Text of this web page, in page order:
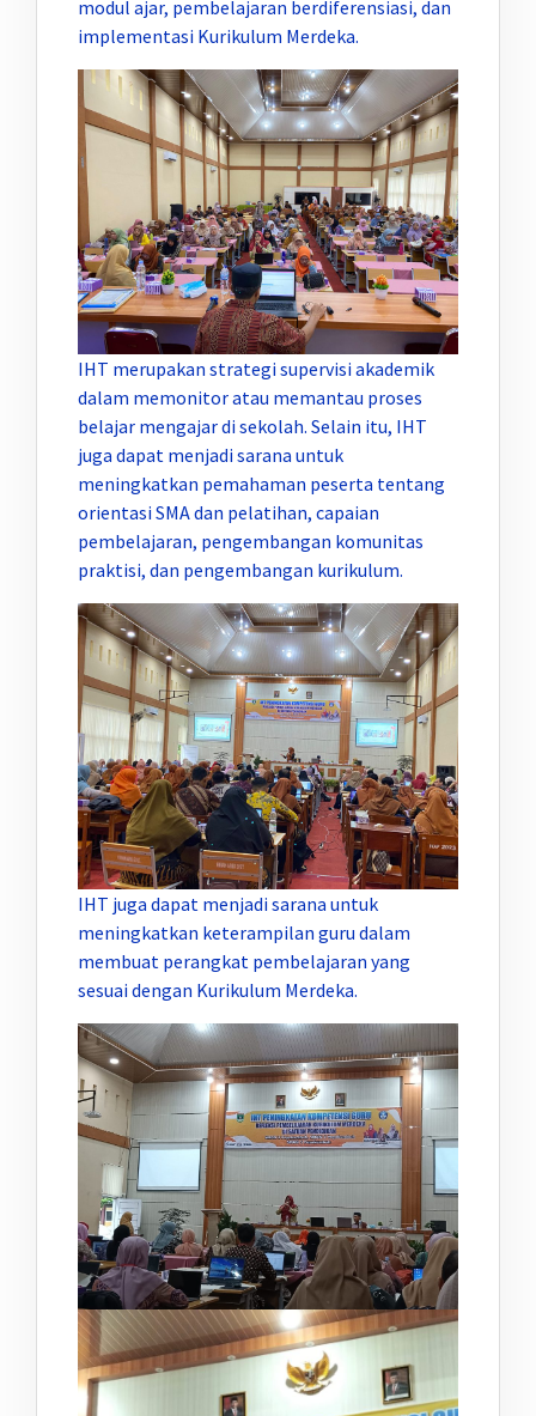
modul ajar, pembelajaran berdiferensiasi, dan
implementasi Kurikulum Merdeka.
IHT merupakan strategi supervisi akademik
dalam memonitor atau memantau proses
belajar mengajar di sekolah. Selain itu, IHT
juga dapat menjadi sarana untuk
meningkatkan pemahaman peserta tentang
orientasi SMA dan pelatihan, capaian
pembelajaran, pengembangan komunitas
praktisi, dan pengembangan kurikulum.
IHT juga dapat menjadi sarana untuk
meningkatkan keterampilan guru dalam
membuat perangkat pembelajaran yang
sesuai dengan Kurikulum Merdeka.